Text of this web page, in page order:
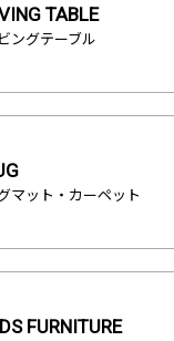
TABLE
ングテーブル
マット・カーペット
FURNITURE